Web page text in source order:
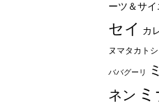
ーツ＆サ
セイ カ
ヌマタカトシ
ババグーリ
ネン